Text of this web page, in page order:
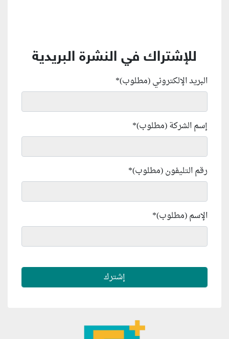
للإشتراك في النشرة البريدية
البريد الإلكتروني (مطلوب)*
إسم الشركة (مطلوب)*
رقم التليفون (مطلوب)*
الإسم (مطلوب)*